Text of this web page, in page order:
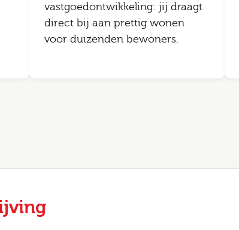
vastgoedontwikkeling: jij draagt
direct bij aan prettig wonen
voor duizenden bewoners.